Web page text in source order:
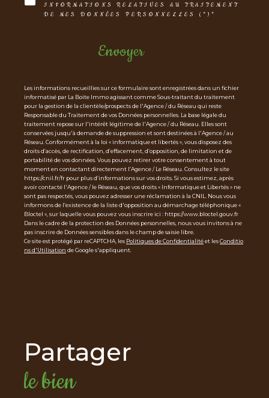
INFORMATIONS RELATIVES AU TRAITEMENT
DE MES DONNÉES PERSONNELLES (*)*
Envoyer
Les informations recueillies sur ce formulaire sont enregistrées dans un fichier
informatisé par La Boite Immo agissant comme Sous-traitant du traitement
pour la gestion de la clientèle/prospects de l'Agence / du Réseau qui reste
Responsable du Traitement de vos Données personnelles. La base légale du
traitement repose sur l'intérêt légitime de l'Agence / du Réseau. Elles sont
conservées jusqu'à demande de suppression et sont destinées à l'Agence / au
Réseau. Conformément à la loi « informatique et libertés », vous disposez des
droits d’accès, de rectification, d’effacement, d’opposition, de limitation et de
portabilité de vos données. Vous pouvez retirer votre consentement à tout
moment en contactant directement l’Agence / Le Réseau. Consultez le site
https://cnil.fr/fr pour plus d’informations sur vos droits. Si vous estimez, après
avoir contacté l'Agence / le Réseau, que vos droits « Informatique et Libertés » ne
sont pas respectés, vous pouvez adresser une réclamation à la CNIL. Nous vous
informons de l’existence de la liste d'opposition au démarchage téléphonique «
Bloctel », sur laquelle vous pouvez vous inscrire ici : https://www.bloctel.gouv.fr
Dans le cadre de la protection des Données personnelles, nous vous invitons à ne
pas inscrire de Données sensibles dans le champ de saisie libre.
Ce site est protégé par reCAPTCHA, les Politiques de Confidentialitéet lesConditio
ns d'Utilisation de Google s'appliquent.
partager
le bien